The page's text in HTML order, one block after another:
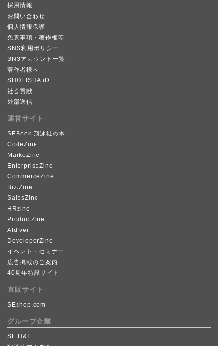
採用情報
お問い合わせ
個人情報保護
免責事項・著作権等
SNS利用ポリシー
SNSアカウント一覧
著作者様へ
SHOEISHA iD
社会貢献
外部送信
運営サイト
SEBook 翔泳社の本
CodeZine
MarkeZine
EnterpriseZine
CommerceZine
Biz/Zine
SalesZine
HRzine
ProductZine
AIdiver
DeveloperZine
イベント・セミナー
広告掲載のご案内
40周年特設サイト
直販サイト
SEshop.com
グループ企業
SE H&I